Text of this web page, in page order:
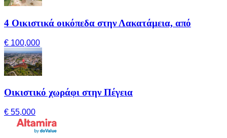
4 Οικιστικά οικόπεδα στην Λακατάμεια, από
€ 100,000
Οικιστικό χωράφι στην Πέγεια
€ 55,000